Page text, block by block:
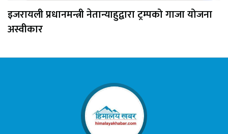
इजरायली प्रधानमन्त्री नेतान्याहुद्वारा ट्रम्पको गाजा योजना
अस्वीकार